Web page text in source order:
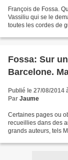
François de Fossa.
Vassiliu qui se le
toutes les cordes de
Fossa: Sur
Barcelone.
Publié le 27/08/2014
Par Jaume
Certaines pages ou
recueillies dans des
grands auteurs, tels